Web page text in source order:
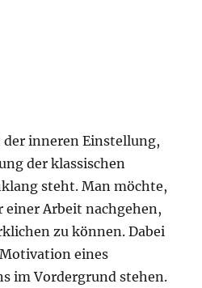
inneren Einstellung,
der klassischen
steht. Man möchte,
Arbeit nachgehen,
zu können. Dabei
eines
im Vordergrund stehen.